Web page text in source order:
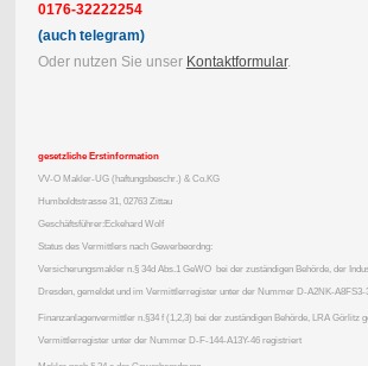
0176-32222254
(auch telegram)
Oder nutzen Sie unser Kontaktformular.
gesetzliche Erstinformation
VV-O Makler-UG (haftungsbeschr.) & Co.KG
Humboldtstrasse 31, 02763 Zittau
Geschäftsführer:Eckehard Wolf
Status des Vermittlers nach Gewerbeordng:
Versicherungsmakler n.§ 34d Abs.1 GeWO bei der zuständigen Behörde, der
Dresden, gemeldet und im Vermittlerregister unter der Nummer D-A2NK-A8FS3-
Finanzanlagenvermittler n.§34 f (1,2,3) bei der zuständigen Behörde, LRA Görlitz
Vermittlerregister unter der Nummer D-F-144-A13Y-46 registriert